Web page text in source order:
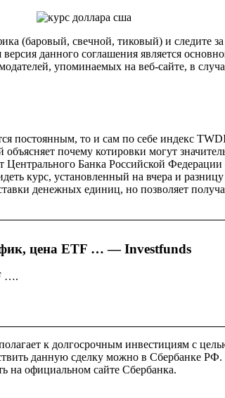
(баровый, свечной, тиковый) и следите
данного соглашения является
упоминаемых на веб-сайте, в
постоянным, то и сам по себе индекс
почему котировки могут
Банка Российской
курс, установленный на вчера и
денежных единиц, но позволяет
цена ETF … — Investfunds
….
к долгосрочным инвестициям с
данную сделку можно в Сбербанке РФ.
на официальном сайте Сбербанка.